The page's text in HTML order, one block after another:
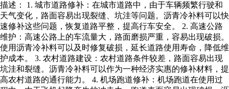
描述： 1. 城市道路修补：在城市道路中，由于车辆频繁行驶和
天气变化，路面容易出现裂缝、坑洼等问题。沥青冷补料可以快
速修补这些问题，恢复道路平整，提高行车安全。 2. 高速公路
维护：高速公路上的车流量大，路面磨损严重，容易出现破损。
使用沥青冷补料可以及时修复破损，延长道路使用寿命，降低维
护成本。 3. 农村道路建设：农村道路条件较差，路面容易出现
坑洼和裂缝。沥青冷补料可以作为一种经济实惠的修补材料，提
高农村道路的通行能力。 4. 机场跑道修补：机场跑道在使用过